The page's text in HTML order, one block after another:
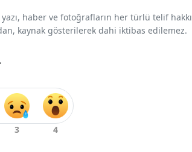
haber ve fotoğrafların her türlü telif hakkı
kaynak gösterilerek dahi iktibas edilemez.